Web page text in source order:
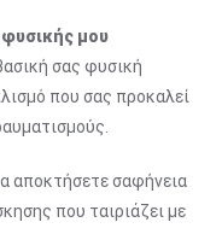
φυσικής μου
σας φυσική
που σας προκαλεί
αποκτήσετε σαφήνεια
που ταιριάζει με